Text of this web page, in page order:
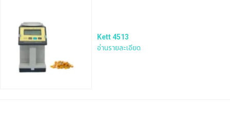
Kett 4513
อ่านรายละเอียด